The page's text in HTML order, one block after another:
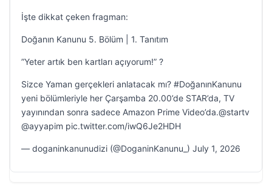
İşte dikkat çeken fragman:
Doğanın Kanunu 5. Bölüm | 1. Tanıtım
”Yeter artık ben kartları açıyorum!” ?
Sizce Yaman gerçekleri anlatacak mı? #DoğanınKanunu
yeni bölümleriyle her Çarşamba 20.00’de STAR’da, TV
yayınından sonra sadece Amazon Prime Video’da.@startv
@ayyapim pic.twitter.com/iwQ6Je2HDH
— doganinkanunudizi (@DoganinKanunu_) July 1, 2026